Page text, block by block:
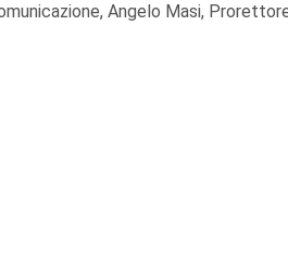
Angelo Masi,